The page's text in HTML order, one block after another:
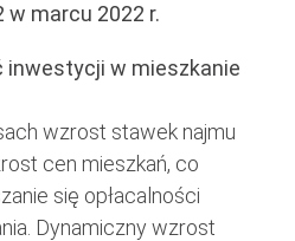
w marcu 2022 r.
inwestycji w mieszkanie
wzrost stawek najmu
cen mieszkań, co
się opłacalności
Dynamiczny wzrost